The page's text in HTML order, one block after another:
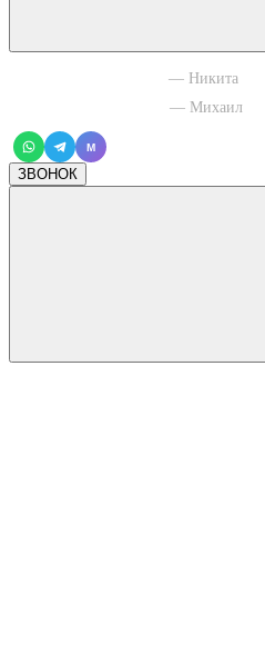
— Никита
— Михаил
M
ЗВОНОК